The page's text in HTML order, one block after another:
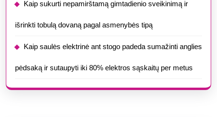
Kaip sukurti nepamirštamą gimtadienio sveikinimą ir
išrinkti tobulą dovaną pagal asmenybės tipą
Kaip saulės elektrinė ant stogo padeda sumažinti anglies
pėdsaką ir sutaupyti iki 80% elektros sąskaitų per metus